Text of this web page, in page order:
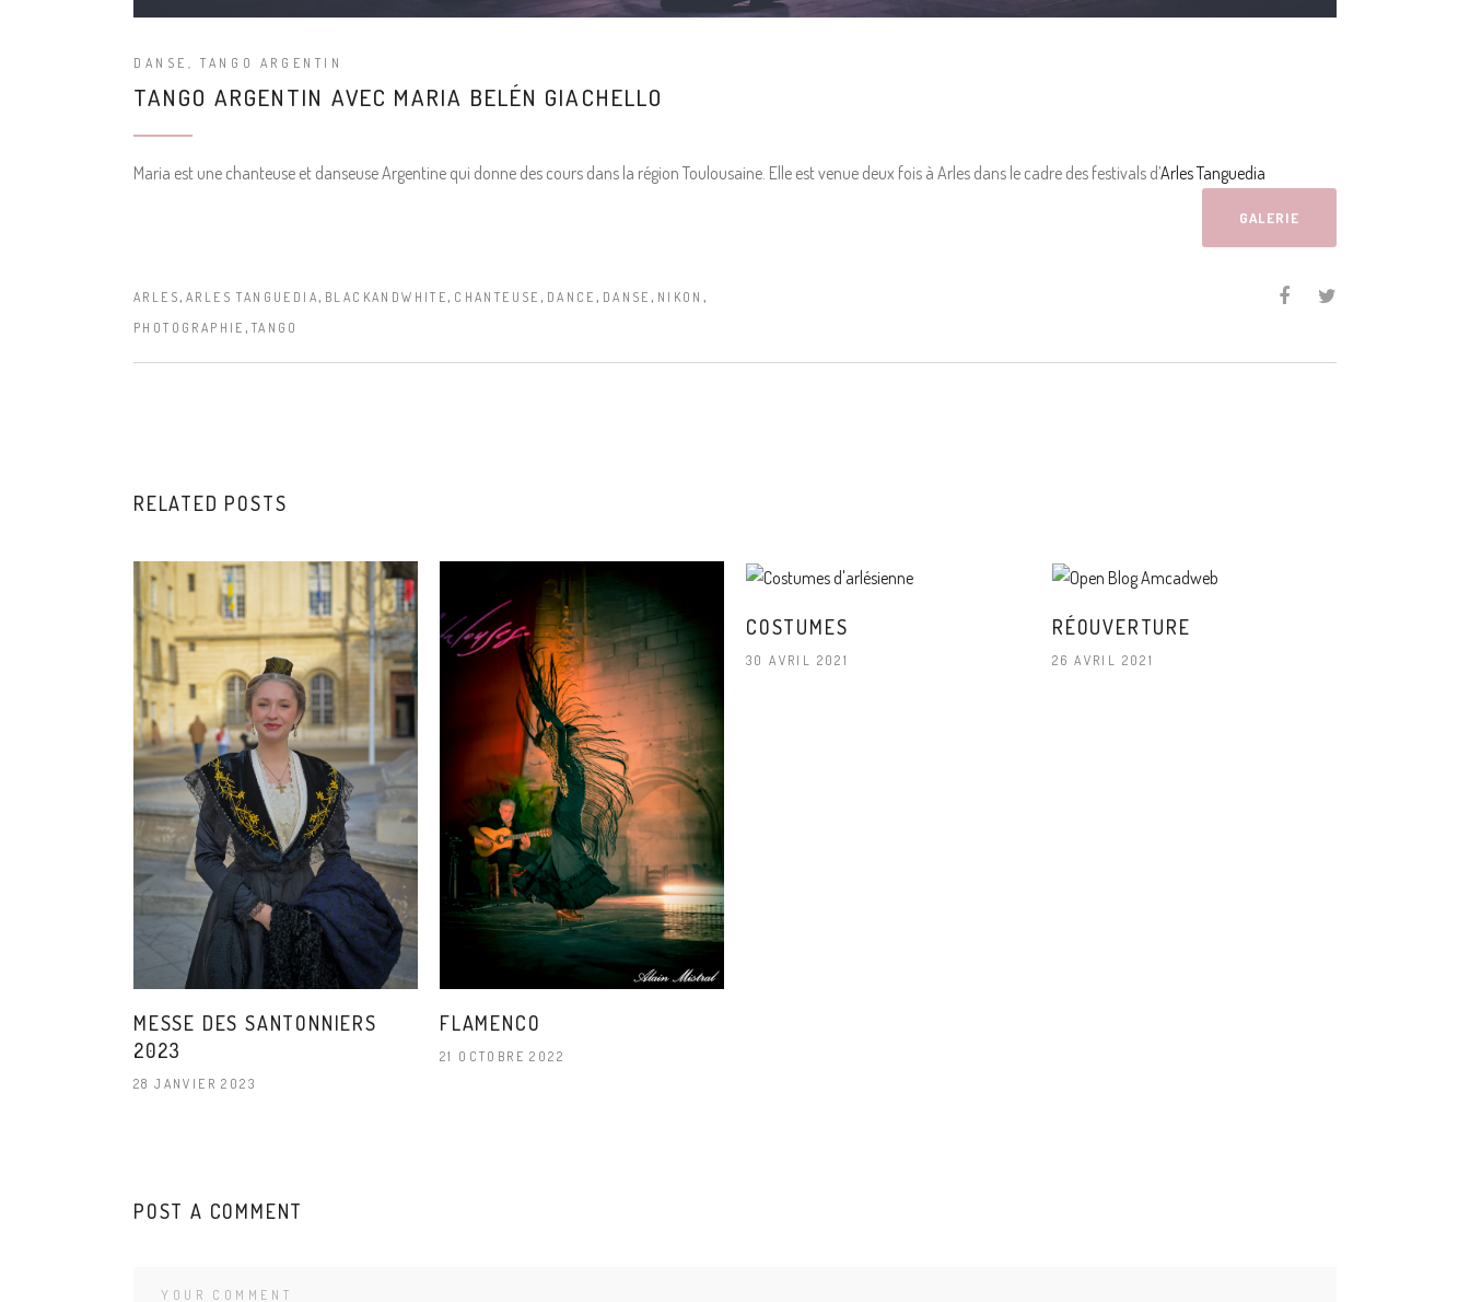
DANSE ,TANGO ARGENTIN
TANGO ARGENTIN AVEC MARIA BELÉN GIACHELLO
Maria est une chanteuse et danseuse Argentine qui donne des cours dans la région Toulousaine. Elle est venue deux fois à Arles dans le cadre des festivals d’Arles Tanguedia
GALERIE
ARLES, ARLES TANGUEDIA, BLACKANDWHITE, CHANTEUSE , DANCE , DANSE , NIKON ,
PHOTOGRAPHIE , TANGO
RELATED POSTS
MESSE DES SANTONNIERS
2023
28 JANVIER 2023
FLAMENCO
21 OCTOBRE 2022
COSTUMES
30 AVRIL 2021
RÉOUVERTURE
26 AVRIL 2021
POST A COMMENT